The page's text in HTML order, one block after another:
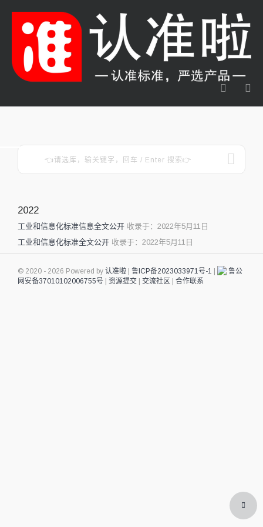
2022
工业和信息化标准信息全文公开 收录于：2022年5月11日
工业和信息化标准全文公开 收录于：2022年5月11日
© 2020 - 2026 Powered by 认准啦 鲁ICP备2023033971号-1
鲁公
网安备37010102006755号
资源提交 交流社区 合作联系